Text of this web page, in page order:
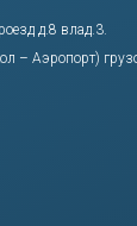
д.8 влад.3.
– Аэропорт)